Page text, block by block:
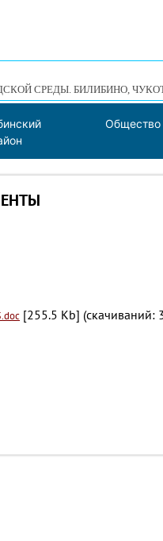
СРЕДЫ. БИЛИБИНО,
Общество
[255.5 Kb] (cкачиваний: